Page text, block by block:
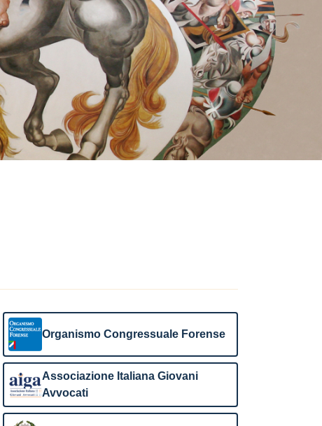
Organismo Congressuale Forense
Associazione Italiana Giovani
Avvocati